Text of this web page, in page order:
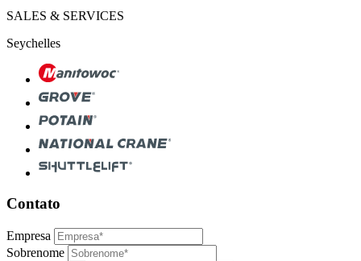
SALES & SERVICES
Seychelles
Contato
Empresa
Sobrenome